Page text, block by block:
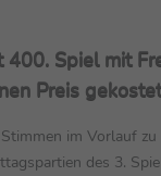
400. Spiel mit
Preis
im Vorlauf zu
des 3.